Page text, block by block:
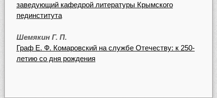
заведующий кафедрой литературы Крымского
пединститута
Шемякин Г. П.
Граф Е. Ф. Комаровский на службе Отечеству: к 250-
летию со дня рождения